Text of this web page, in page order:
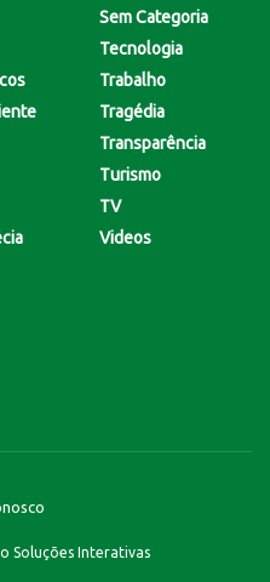
Sem Categoria
Tecnologia
Trabalho
Tragédia
Transparência
Turismo
TV
Videos
Soluções Interativas